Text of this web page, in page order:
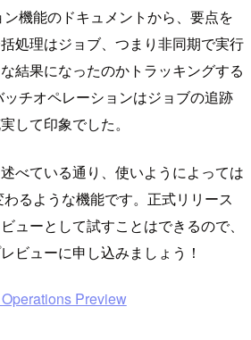
機能のドキュメントから、要点を
処理はジョブ、つまり非同期で実行
結果になったのかトラッキングする
チオペレーションはジョブの追跡
して印象でした。
べている通り、使いようによっては
るような機能です。正式リリース
ューとして試すことはできるので、
ビューに申し込みましょう！
Preview